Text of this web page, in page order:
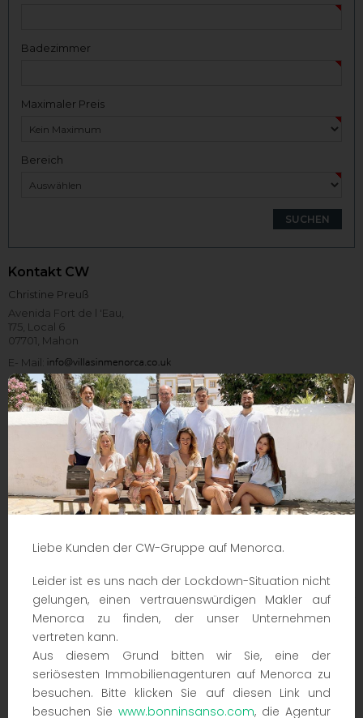
Liebe Kunden der CW-Gruppe auf Menorca.
Leider ist es uns nach der Lockdown-Situation nicht
gelungen, einen vertrauenswürdigen Makler auf
Menorca zu finden, der unser Unternehmen
vertreten kann.
Aus diesem Grund bitten wir Sie, eine der
seriösesten Immobilienagenturen auf Menorca zu
besuchen. Bitte klicken Sie auf diesen Link und
besuchen Sie www.bonninsanso.com, die Agentur
Badezimmer
Maximaler Preis
Bereich
Kontakt CW
Christine Preuß
Avenida Fort de l 'Eau,
175, Local 6
07701, Mahon
E- Mail:
Explore Mercadal
Der Bezirk Es Mercadal, dessen Herz die gleichnamige Stadt ist,
umfasst 134 Quadratkilometer und grenzt im Osten an Alaior, im
seiner Position als Weggabelung ist er zu einem Muss geworden
erstklassigen Lebensmitteln. Am Rande der Stadt, nach einer
kurzen Fahrt, erreicht der Monte Toro, der höchste Punkt
Menorcas, einen Hügel, der einen atemberaubenden Blick auf
die Insel bietet.
Städte in Mercadal